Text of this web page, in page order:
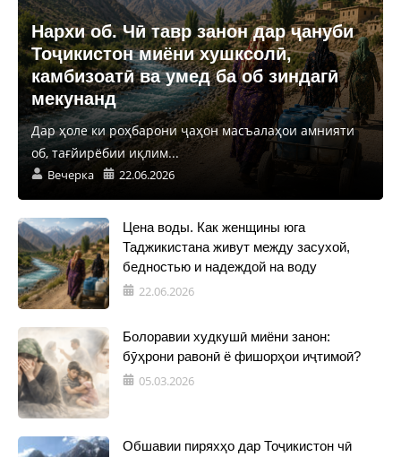
Нархи об. Чӣ тавр занон дар ҷануби
Тоҷикистон миёни хушксолӣ,
камбизоатӣ ва умед ба об зиндагӣ
мекунанд
Дар ҳоле ки роҳбарони ҷаҳон масъалаҳои амнияти
об, тағйирёбии иқлим...
Вечерка 22.06.2026
Цена воды. Как женщины юга
Таджикистана живут между засухой,
бедностью и надеждой на воду
22.06.2026
Болоравии худкушӣ миёни занон:
бӯҳрони равонӣ ё фишорҳои иҷтимоӣ?
05.03.2026
Обшавии пиряхҳо дар Тоҷикистон чӣ